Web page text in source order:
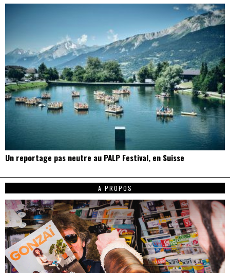
Un reportage pas neutre au PALP Festival, en Suisse
A PROPOS